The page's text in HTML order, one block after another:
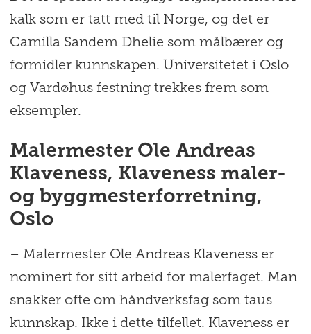
kalk som er tatt med til Norge, og det er
Camilla Sandem Dhelie som målbærer og
formidler kunnskapen. Universitetet i Oslo
og Vardøhus festning trekkes frem som
eksempler.
Malermester Ole Andreas
Klaveness, Klaveness maler-
og byggmesterforretning,
Oslo
– Malermester Ole Andreas Klaveness er
nominert for sitt arbeid for malerfaget. Man
snakker ofte om håndverksfag som taus
kunnskap. Ikke i dette tilfellet. Klaveness er